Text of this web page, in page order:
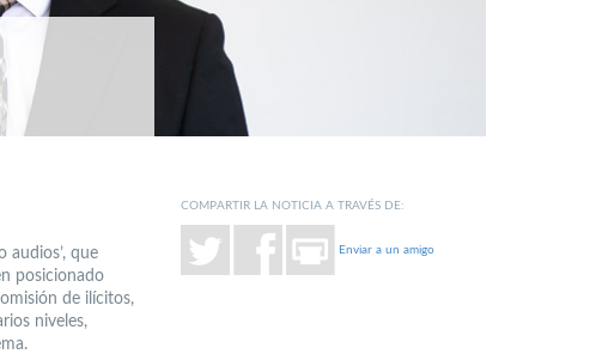
audios’, que
posicionado
de ilícitos,
niveles,
COMPARTIR LA NOTICIA A TRAVÉS DE:
Enviar a un amigo